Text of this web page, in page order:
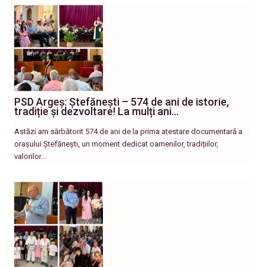
PSD Argeș: Ștefănești – 574 de ani de istorie,
tradiție și dezvoltare! La mulți ani…
Astăzi am sărbătorit 574 de ani de la prima atestare documentară a
orașului Ștefănești, un moment dedicat oamenilor, tradițiilor,
valorilor…